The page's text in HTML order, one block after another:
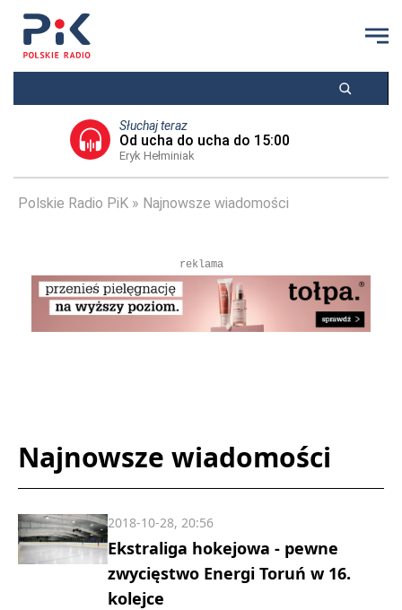
Słuchaj teraz
Od ucha do ucha do 15:00
Eryk Hełminiak
Polskie Radio PiK Najnowsze wiadomości
reklama
Najnowsze wiadomości
Ekstraliga hokejowa - pewne
zwycięstwo Energi Toruń w 16.
kolejce
2018-10-28, 20:56